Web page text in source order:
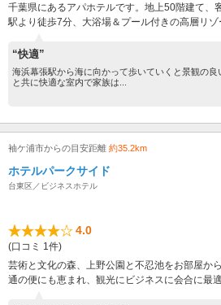
千葉県にあるアパホテルです。地上50階建て、
駅より徒歩7分、大浴場＆プール付きの高層リゾ
“快適”
海浜幕張駅から海に向かって歩いていくと景観の
と共に快適な室内で家族は...
袖ケ浦市からの目安距離 約35.2km
ホテルパークサイド
台東区／ビジネスホテル
4.0
(口コミ 1件)
芸術と文化の森、上野公園と不忍池をお部屋か
通の便にも恵まれ、観光にビジネスに会合に最適